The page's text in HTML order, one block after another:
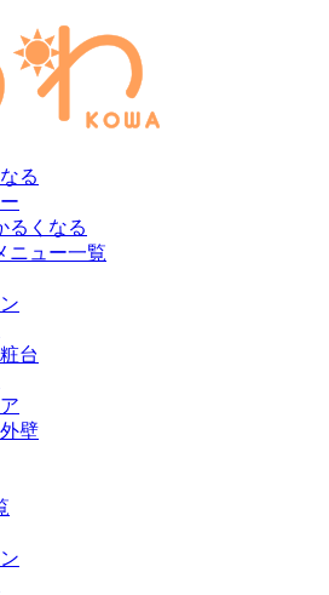
る
るくなる
ニュー一覧
台
壁